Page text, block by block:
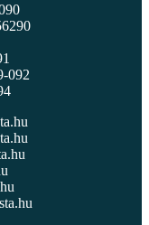
092